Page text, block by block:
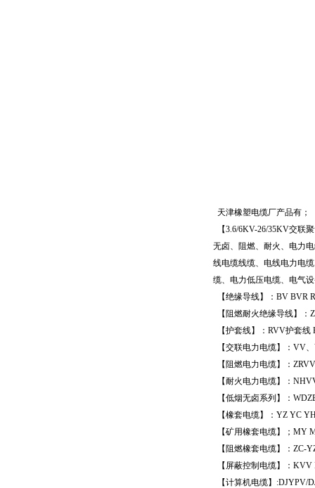
天津橡塑电缆厂产品有；
【3.6/6KV-26/35KV交联
无卤、阻燃、耐火、电力
线电缆线缆、电线电力电
缆、电力低压电缆、电气
【绝缘导线】： BV BVR
【阻燃耐火绝缘导线】：
【护套线】： RVV护套线
【交联电力电缆】： VV、
【阻燃电力电缆】： ZRVV
【耐火电力电缆】：
【低烟无卤系列】：
【橡套电缆】： YZ YC
【矿用橡套电缆】； MY
【阻燃橡套电缆】： ZC-
【屏蔽控制电缆】： KVV
【计算机电缆】 :DJYPV/